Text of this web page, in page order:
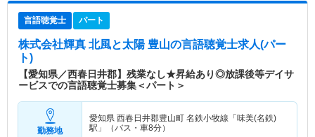
言語聴覚士 パート
株式会社輝真 北風と太陽 豊山の言語聴覚士求人(パー
ト)
【愛知県／西春日井郡】残業なし★昇給あり◎放課後等デイサ
ービスでの言語聴覚士募集＜パート＞
勤務地
愛知県 西春日井郡豊山町 名鉄小牧線「味美(名鉄)
駅」（バス・車8分）